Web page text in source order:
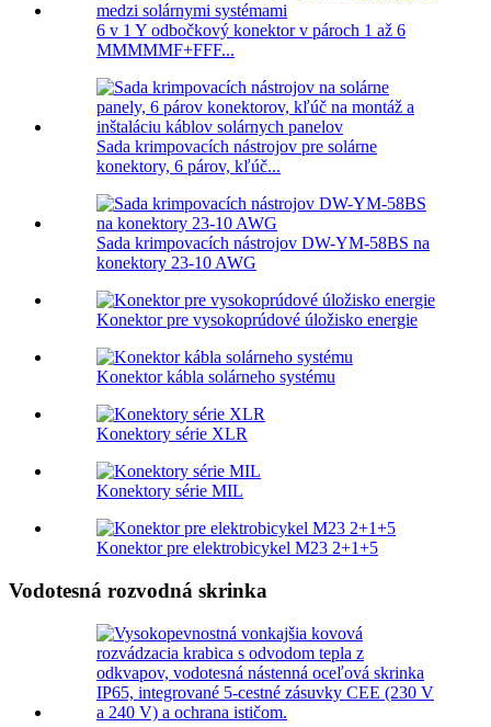
6 v 1 Y odbočkový konektor v pároch 1 až 6
MMMMMF+FFF...
Sada krimpovacích nástrojov pre solárne
konektory, 6 párov, kľúč...
Sada krimpovacích nástrojov DW-YM-58BS na
konektory 23-10 AWG
Konektor pre vysokoprúdové úložisko energie
Konektor kábla solárneho systému
Konektory série XLR
Konektory série MIL
Konektor pre elektrobicykel M23 2+1+5
Vodotesná rozvodná skrinka